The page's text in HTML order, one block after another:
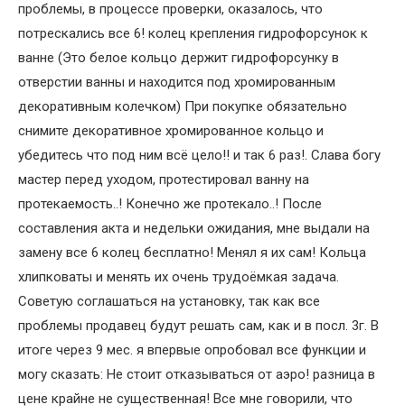
проблемы, в процессе проверки, оказалось, что
потрескались все 6! колец крепления гидрофорсунок к
ванне (Это белое кольцо держит гидрофорсунку в
отверстии ванны и находится под хромированным
декоративным колечком) При покупке обязательно
снимите декоративное хромированное кольцо и
убедитесь что под ним всё цело!! и так 6 раз!. Слава богу
мастер перед уходом, протестировал ванну на
протекаемость..! Конечно же протекало..! После
составления акта и недельки ожидания, мне выдали на
замену все 6 колец бесплатно! Менял я их сам! Кольца
хлипковаты и менять их очень трудоёмкая задача.
Советую соглашаться на установку, так как все
проблемы продавец будут решать сам, как и в посл. 3г. В
итоге через 9 мес. я впервые опробовал все функции и
могу сказать: Не стоит отказываться от аэро! разница в
цене крайне не существенная! Все мне говорили, что